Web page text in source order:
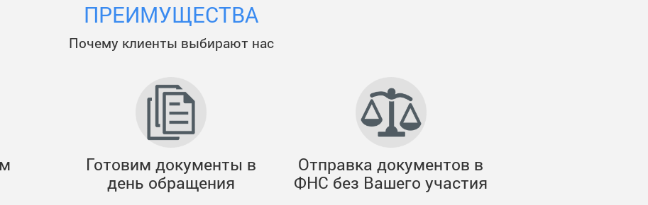
ПРЕИМУЩЕСТВА
Почему клиенты выбирают нас
Готовим документы в
день обращения
Отправка документов в
ФНС без Вашего участия